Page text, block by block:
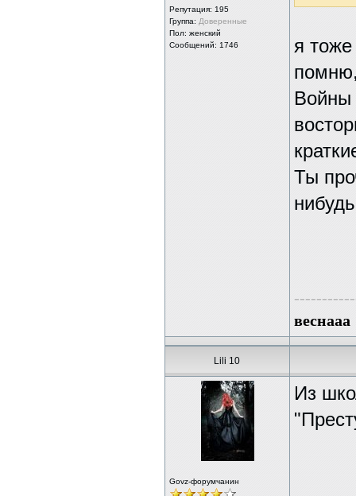
Репутация: 195
Группа: Доверенные
Пол: женский
Сообщений: 1746
я тоже
Войны
Ты
веснааа
Lili 10
Govz-форумчанин
Из